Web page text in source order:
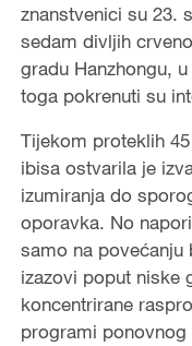
znanstvenici su 23.
sedam divljih
gradu Hanzhongu,
toga pokrenuti su
Tijekom proteklih
ibisa ostvarila je
izumiranja do
oporavka. No
samo na
izazovi poput niske
koncentrirane
programi